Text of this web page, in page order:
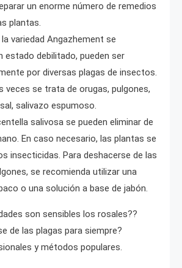
un enorme número de remedios
plantas.
variedad Angazhement se
estado debilitado, pueden ser
por diversas plagas de insectos.
veces se trata de orugas, pulgones,
salivazo espumoso.
salivosa se pueden eliminar de
En caso necesario, las plantas se
insecticidas. Para deshacerse de las
se recomienda utilizar una
o una solución a base de jabón.
son sensibles los rosales??
de las plagas para siempre?
y métodos populares.